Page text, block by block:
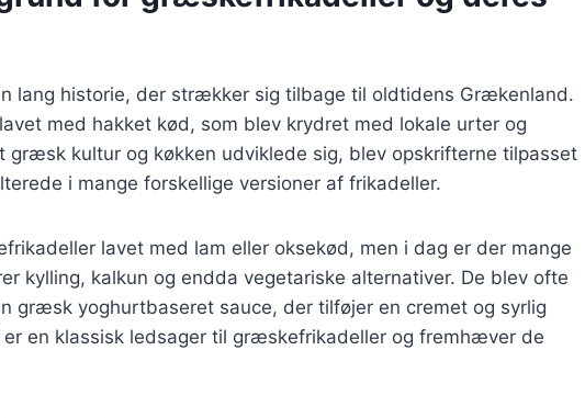
lang historie, der strækker sig tilbage til oldtidens Grækenland.
med hakket kød, som blev krydret med lokale urter og
græsk kultur og køkken udviklede sig, blev opskrifterne tilpasset
i mange forskellige versioner af frikadeller.
lavet med lam eller oksekød, men i dag er der mange
kylling, kalkun og endda vegetariske alternativer. De blev ofte
græsk yoghurtbaseret sauce, der tilføjer en cremet og syrlig
en klassisk ledsager til græskefrikadeller og fremhæver de